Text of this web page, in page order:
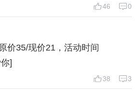
务选项中途无法存档读档
度+30% 直觉+5）
打卡第30天/60天/90天备注自己
学业有成，事业顺心，家庭和
胜意。
0
46
价35/现价21，活动时间
]
3
38